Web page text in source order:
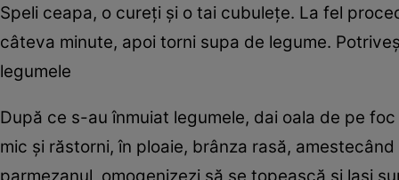
Speli ceapa, o cureți și o tai cubulețe. La fel
câteva minute, apoi torni supa de legume.
legumele
După ce s-au înmuiat legumele, dai oala de pe
mic și răstorni, în ploaie, brânza rasă,